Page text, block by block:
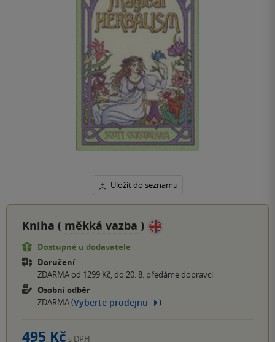
Uložit do seznamu
Kniha ( měkká vazba )
Dostupné u dodavatele
Doručení
ZDARMA od 1299 Kč, do 20. 8. předáme dopravci
Osobní odběr
ZDARMA (Vyberte prodejnu )
495 Kč s DPH